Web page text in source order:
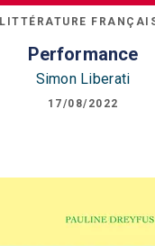
LITTÉRATURE
Performance
Simon Liberati
17/08/2022